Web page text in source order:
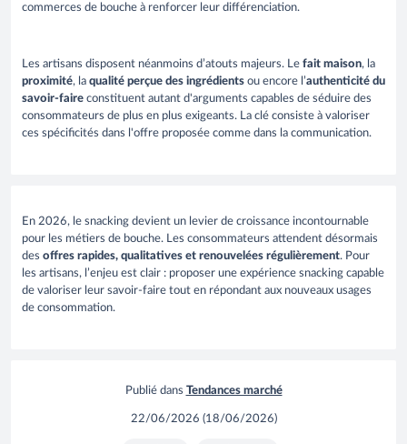
commerces de bouche à renforcer leur différenciation.
Les artisans disposent néanmoins d’atouts majeurs. Le fait maison, la
proximité, la qualité perçue des ingrédients ou encore l’authenticité du
savoir-faire constituent autant d'arguments capables de séduire des
consommateurs de plus en plus exigeants. La clé consiste à valoriser
ces spécificités dans l'offre proposée comme dans la communication.
En 2026, le snacking devient un levier de croissance incontournable
pour les métiers de bouche. Les consommateurs attendent désormais
des offres rapides, qualitatives et renouvelées régulièrement. Pour
les artisans, l’enjeu est clair : proposer une expérience snacking capable
de valoriser leur savoir-faire tout en répondant aux nouveaux usages
de consommation.
Publié dans Tendances marché
22/06/2026 (18/06/2026)